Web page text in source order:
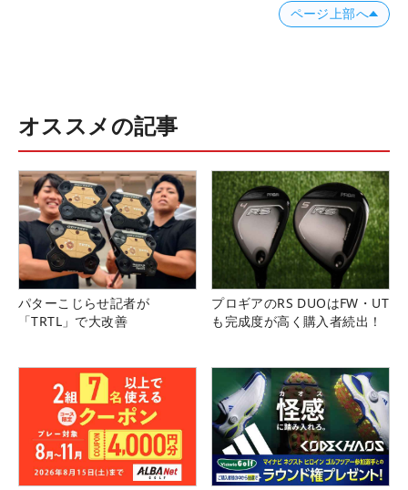
ページ上部へ
オススメの記事
パターこじらせ記者が
「TRTL」で大改善
プロギアのRS DUOはFW・UT
も完成度が高く購入者続出！